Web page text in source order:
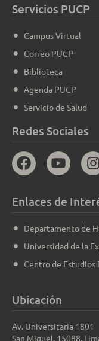
Servicios PUCP
Campus Virtual
Correo PUCP
Biblioteca
Agenda PUCP
Servicio de Salud
Redes Sociales
Enlaces de
Departamento de
Universidad de la
Centro de Estudios
Ubicación
Av. Universitaria 1801
San Miguel, 15088,